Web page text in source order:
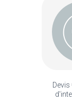
Devis